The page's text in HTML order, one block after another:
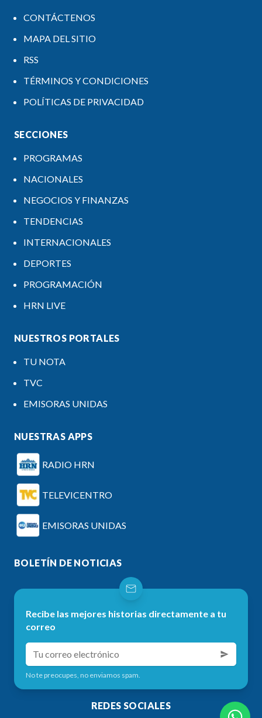
CONTÁCTENOS
MAPA DEL SITIO
RSS
TÉRMINOS Y CONDICIONES
POLÍTICAS DE PRIVACIDAD
SECCIONES
PROGRAMAS
NACIONALES
NEGOCIOS Y FINANZAS
TENDENCIAS
INTERNACIONALES
DEPORTES
PROGRAMACIÓN
HRN LIVE
NUESTROS PORTALES
TU NOTA
TVC
EMISORAS UNIDAS
NUESTRAS APPS
RADIO HRN
TELEVICENTRO
EMISORAS UNIDAS
BOLETÍN DE NOTICIAS
Recibe las mejores historias directamente a tu
correo
No te preocupes, no enviamos spam.
REDES SOCIALES